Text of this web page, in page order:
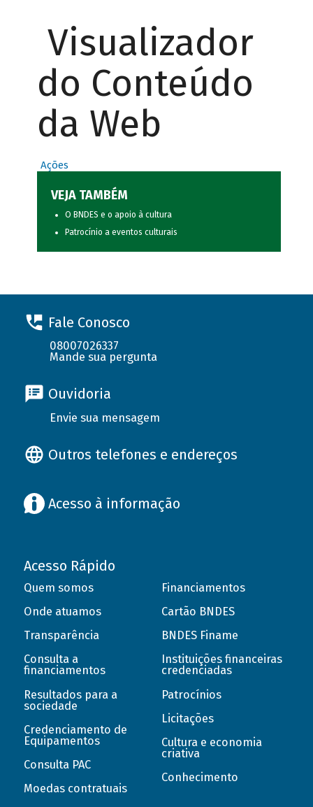
Visualizador
do Conteúdo
da Web
Ações
VEJA TAMBÉM
O BNDES e o apoio à cultura
Patrocínio a eventos culturais
Fale Conosco
08007026337
Mande sua pergunta
Ouvidoria
Envie sua mensagem
Outros telefones e endereços
Acesso à informação
Acesso Rápido
Quem somos
Onde atuamos
Transparência
Consulta a
financiamentos
Resultados para a
sociedade
Credenciamento de
Equipamentos
Consulta PAC
Moedas contratuais
Financiamentos
Cartão BNDES
BNDES Finame
Instituições financeiras
credenciadas
Patrocínios
Licitações
Cultura e economia
criativa
Conhecimento